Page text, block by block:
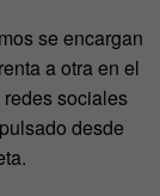
se encargan
a otra en el
sociales
desde